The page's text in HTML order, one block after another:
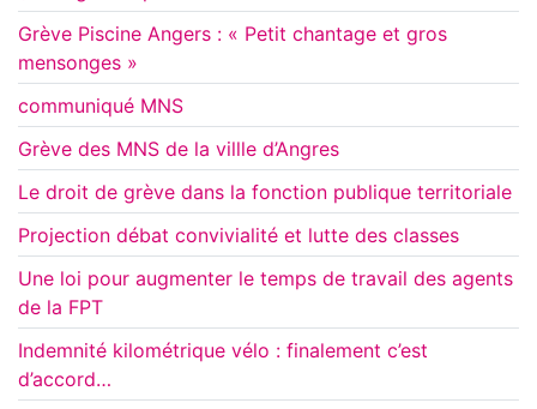
Grève Piscine Angers : « Petit chantage et gros
mensonges »
communiqué MNS
Grève des MNS de la villle d’Angres
Le droit de grève dans la fonction publique territoriale
Projection débat convivialité et lutte des classes
Une loi pour augmenter le temps de travail des agents
de la FPT
Indemnité kilométrique vélo : finalement c’est
d’accord…